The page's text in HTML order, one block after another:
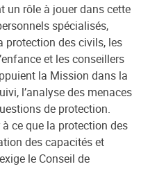
un rôle à jouer dans cette
spécialisés,
protection des civils, les
et les conseillers
la Mission dans la
l’analyse des menaces
de protection.
ce que la protection des
des capacités et
le Conseil de